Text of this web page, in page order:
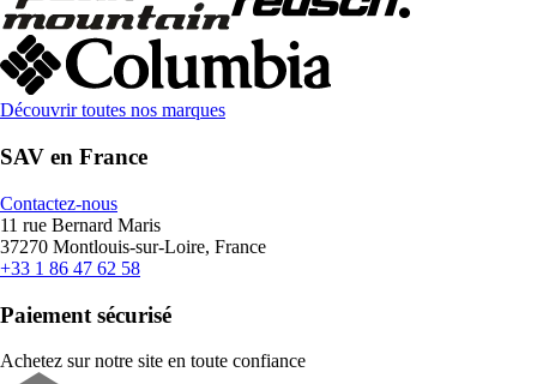
Découvrir toutes nos marques
SAV en France
Contactez-nous
11 rue Bernard Maris
37270 Montlouis-sur-Loire, France
+33 1 86 47 62 58
Paiement sécurisé
Achetez sur notre site en toute confiance